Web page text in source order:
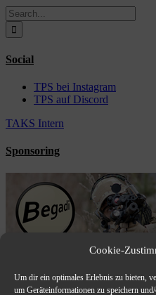
Cookie-
Um dir ein optimales Erlebnis zu bieten,
um Geräteinformationen zu speichern
Search
for:
Social
TPS bei Instagram
TPS auf Discord
TAKS Intern
Sponsoring